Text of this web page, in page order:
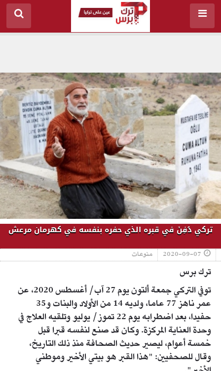
تركي دُفِنَ في قبره الذي حفره بنفسه في كهرمان مرعش
2020-09-07 منوعات
ترك برس
توفي التركي جمعة ألتون يوم 27 آب/ أغسطس 2020، عن
عمر ناهز 77 عاما، ولديه 14 من الأولاد والبنات و35
حفيدا، بعد اضطرابه يوم 22 تموز/ يوليو وتلقيه العلاج في
وحدة العناية المركزة. وكان قد صنع لنفسه قبرا قبل
خمسة أعوام، ليصير حديث الصحافة منذ ذلك التاريخ،
وقال للصحفيين: "هذا القبر هو بيتي الأخير وموطني